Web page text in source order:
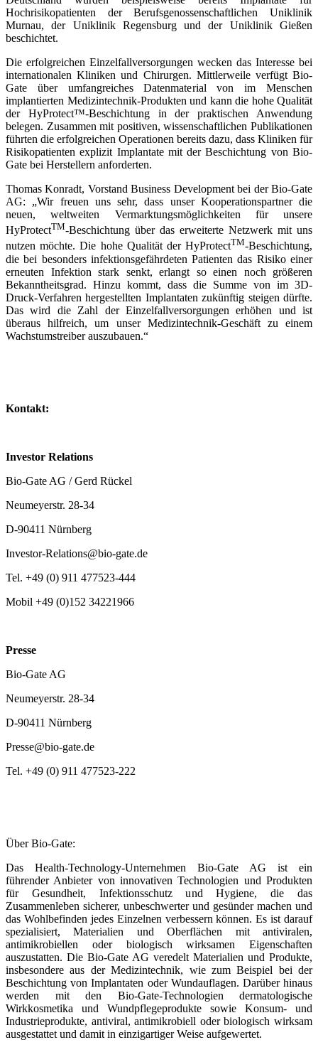
Hochrisikopatienten der Berufsgenossenschaftlichen Uniklinik
Murnau, der Uniklinik Regensburg und der Uniklinik Gießen
beschichtet.
Die erfolgreichen Einzelfallversorgungen wecken das Interesse bei
internationalen Kliniken und Chirurgen. Mittlerweile verfügt Bio-
Gate über umfangreiches Datenmaterial von im Menschen
implantierten Medizintechnik-Produkten und kann die hohe Qualität
der HyProtect™-Beschichtung in der praktischen Anwendung
belegen. Zusammen mit positiven, wissenschaftlichen Publikationen
führten die erfolgreichen Operationen bereits dazu, dass Kliniken für
Risikopatienten explizit Implantate mit der Beschichtung von Bio-
Gate bei Herstellern anforderten.
Thomas Konradt, Vorstand Business Development bei der Bio-Gate
AG: „Wir freuen uns sehr, dass unser Kooperationspartner die
neuen, weltweiten Vermarktungsmöglichkeiten für unsere
HyProtectTM-Beschichtung über das erweiterte Netzwerk mit uns
nutzen möchte. Die hohe Qualität der HyProtectTM-Beschichtung,
die bei besonders infektionsgefährdeten Patienten das Risiko einer
erneuten Infektion stark senkt, erlangt so einen noch größeren
Bekanntheitsgrad. Hinzu kommt, dass die Summe von im 3D-
Druck-Verfahren hergestellten Implantaten zukünftig steigen dürfte.
Das wird die Zahl der Einzelfallversorgungen erhöhen und ist
überaus hilfreich, um unser Medizintechnik-Geschäft zu einem
Wachstumstreiber auszubauen.“
Kontakt:
Investor Relations
Bio-Gate AG / Gerd Rückel
Neumeyerstr. 28-34
D-90411 Nürnberg
Investor-Relations@bio-gate.de
Tel. +49 (0) 911 477523-444
Mobil +49 (0)152 34221966
Presse
Bio-Gate AG
Neumeyerstr. 28-34
D-90411 Nürnberg
Presse@bio-gate.de
Tel. +49 (0) 911 477523-222
Über Bio-Gate:
Das Health-Technology-Unternehmen Bio-Gate AG ist ein
führender Anbieter von innovativen Technologien und Produkten
für Gesundheit, Infektionsschutz und Hygiene, die das
Zusammenleben sicherer, unbeschwerter und gesünder machen und
das Wohlbefinden jedes Einzelnen verbessern können. Es ist darauf
spezialisiert, Materialien und Oberflächen mit antiviralen,
antimikrobiellen oder biologisch wirksamen Eigenschaften
auszustatten. Die Bio-Gate AG veredelt Materialien und Produkte,
insbesondere aus der Medizintechnik, wie zum Beispiel bei der
Beschichtung von Implantaten oder Wundauflagen. Darüber hinaus
werden mit den Bio-Gate-Technologien dermatologische
Wirkkosmetika und Wundpflegeprodukte sowie Konsum- und
Industrieprodukte, antiviral, antimikrobiell oder biologisch wirksam
ausgestattet und damit in einzigartiger Weise aufgewertet.